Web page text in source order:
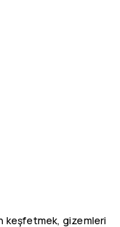
keşfetmek, gizemleri